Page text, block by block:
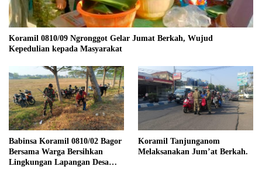
Koramil 0810/09 Ngronggot Gelar Jumat Berkah, Wujud
Kepedulian kepada Masyarakat
Babinsa Koramil 0810/02 Bagor
Bersama Warga Bersihkan
Lingkungan Lapangan Desa
Koramil Tanjunganom
Melaksanakan Jum’at Berkah.